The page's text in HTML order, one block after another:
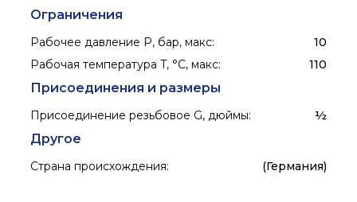
Ограничения
Рабочее давление P, бар, макс:
10
Рабочая температура T, °C, макс: 110
Присоединения и размеры
Присоединение резьбовое G, дюймы: ½
Другое
Страна происхождения: (Германия)